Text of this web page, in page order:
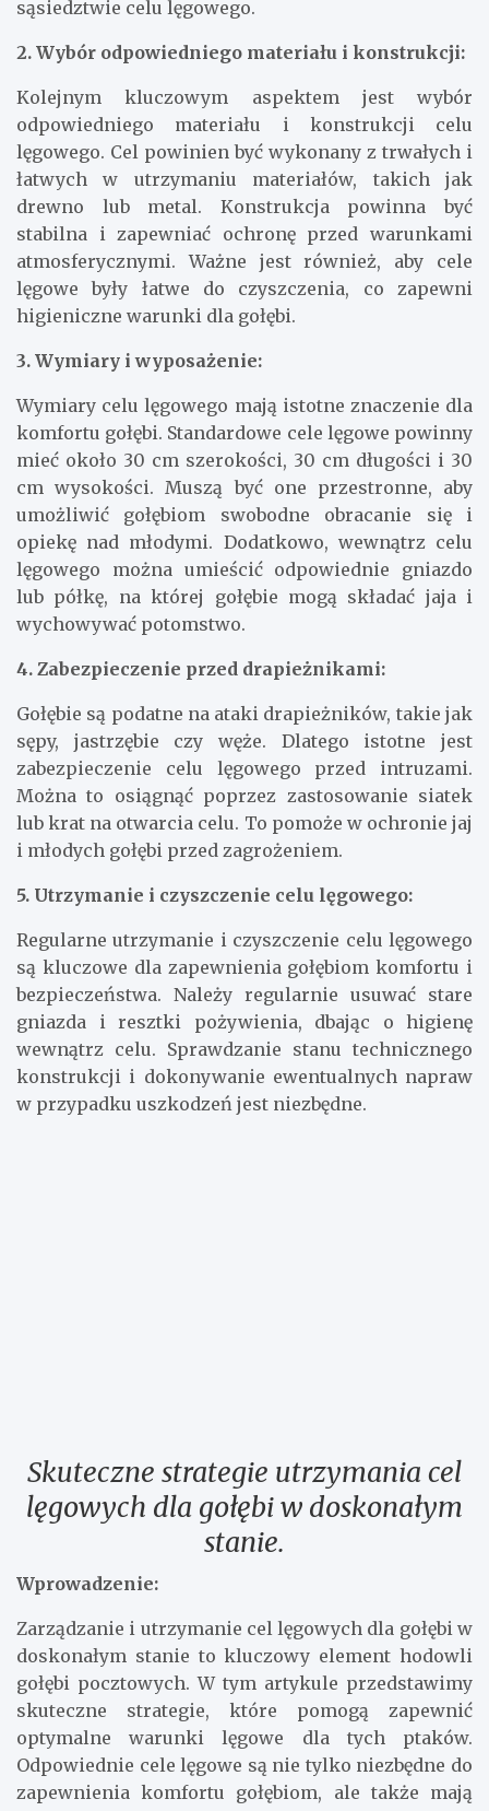
stresu i zakłóceń podczas lęgów. Warto także
zadbać o dostęp do pożywienia i wody w bliskim
sąsiedztwie celu lęgowego.
2. Wybór odpowiedniego materiału i konstrukcji:
Kolejnym kluczowym aspektem jest wybór
odpowiedniego materiału i konstrukcji celu
lęgowego. Cel powinien być wykonany z trwałych i
łatwych w utrzymaniu materiałów, takich jak
drewno lub metal. Konstrukcja powinna być
stabilna i zapewniać ochronę przed warunkami
atmosferycznymi. Ważne jest również, aby cele
lęgowe były łatwe do czyszczenia, co zapewni
higieniczne warunki dla gołębi.
3. Wymiary i wyposażenie:
Wymiary celu lęgowego mają istotne znaczenie dla
komfortu gołębi. Standardowe cele lęgowe powinny
mieć około 30 cm szerokości, 30 cm długości i 30
cm wysokości. Muszą być one przestronne, aby
umożliwić gołębiom swobodne obracanie się i
opiekę nad młodymi. Dodatkowo, wewnątrz celu
lęgowego można umieścić odpowiednie gniazdo
lub półkę, na której gołębie mogą składać jaja i
wychowywać potomstwo.
4. Zabezpieczenie przed drapieżnikami:
Gołębie są podatne na ataki drapieżników, takie jak
sępy, jastrzębie czy węże. Dlatego istotne jest
zabezpieczenie celu lęgowego przed intruzami.
Można to osiągnąć poprzez zastosowanie siatek
lub krat na otwarcia celu. To pomoże w ochronie jaj
i młodych gołębi przed zagrożeniem.
5. Utrzymanie i czyszczenie celu lęgowego:
Regularne utrzymanie i czyszczenie celu lęgowego
są kluczowe dla zapewnienia gołębiom komfortu i
bezpieczeństwa. Należy regularnie usuwać stare
gniazda i resztki pożywienia, dbając o higienę
wewnątrz celu. Sprawdzanie stanu technicznego
Skuteczne strategie utrzymania cel
lęgowych dla gołębi w doskonałym
stanie.
Wprowadzenie: